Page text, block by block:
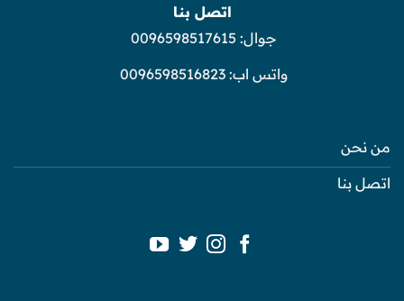
اتصل بنا
جوال: 0096598517615
واتس اب:0096598516823
من نحن
اتصل بنا